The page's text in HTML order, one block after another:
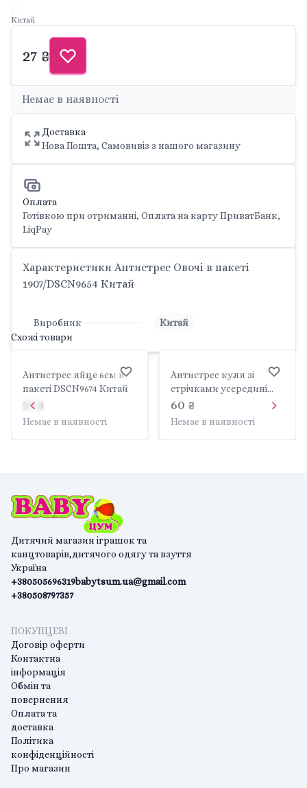
Китай
27 ₴
Немає в наявності
Доставка
Нова Пошта, Самовивіз з нашого магазину
Оплата
Готівкою при отриманні, Оплата на карту ПриватБанк,
LiqPay
Характеристики Антистрес Овочі в пакеті
1907/DSCN9654 Китай
Виробник
Китай
Схожі товари
Антистрес яйце 6см в
пакеті DSCN9674 Китай
27 ₴
Немає в наявності
Антистрес куля зі
стрічками усередині
6см мікс кольорів у
пакеті DSCN9697 Китай
60 ₴
Немає в наявності
Дитячий магазин іграшок та
канцтоварів,дитячого одягу та взуття
Україна
+380505696319
+380508797357
babytsum.ua@gmail.com
ПОКУПЦЕВІ
Договір оферти
Контактна
інформація
Обмін та
повернення
Оплата та
доставка
Політика
конфіденційності
Про магазин